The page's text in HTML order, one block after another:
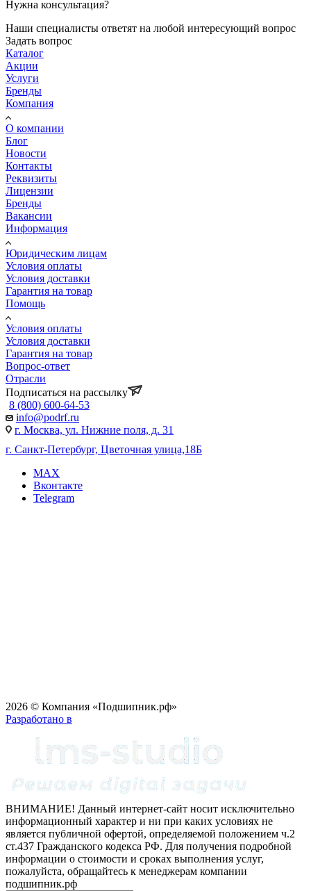
Нужна консультация?
Наши специалисты ответят на любой интересующий вопрос
Задать вопрос
Каталог
Акции
Услуги
Бренды
Компания
О компании
Блог
Новости
Контакты
Реквизиты
Лицензии
Бренды
Вакансии
Информация
Юридическим лицам
Условия оплаты
Условия доставки
Гарантия на товар
Помощь
Условия оплаты
Условия доставки
Гарантия на товар
Вопрос-ответ
Отрасли
Подписаться на рассылку
8 (800) 600-64-53
info@podrf.ru
г. Москва, ул. Нижние поля, д. 31
г. Санкт-Петербург, Цветочная улица,18Б
MAX
Вконтакте
Telegram
2026 © Компания «Подшипник.рф»
Разработано в
ВНИМАНИЕ! Данный интернет-сайт носит исключительно
информационный характер и ни при каких условиях не
является публичной офертой, определяемой положением ч.2
ст.437 Гражданского кодекса РФ. Для получения подробной
информации о стоимости и сроках выполнения услуг,
пожалуйста, обращайтесь к менеджерам компании
подшипник.рф